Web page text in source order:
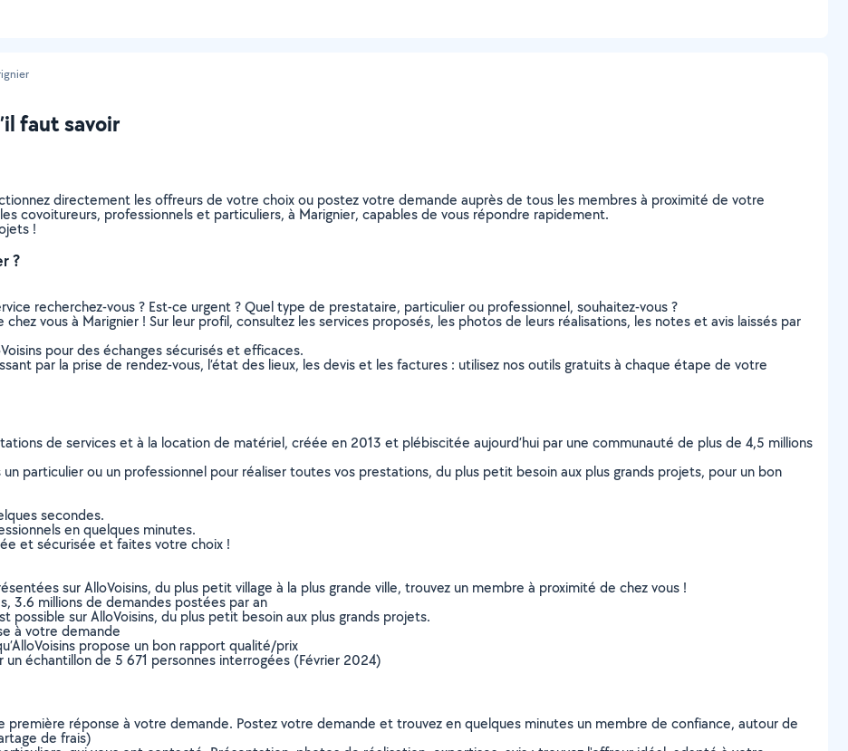
faut savoir
directement les offreurs de votre choix ou postez votre demande auprès de tous les membres à proximité de votre
covoitureurs, professionnels et particuliers, à Marignier, capables de vous répondre rapidement.
!
?
recherchez-vous ? Est-ce urgent ? Quel type de prestataire, particulier ou professionnel, souhaitez-vous ?
vous à Marignier ! Sur leur profil, consultez les services proposés, les photos de leurs réalisations, les notes et avis laissés par
pour des échanges sécurisés et efficaces.
par la prise de rendez-vous, l’état des lieux, les devis et les factures : utilisez nos outils gratuits à chaque étape de votre
de services et à la location de matériel, créée en 2013 et plébiscitée aujourd’hui par une communauté de plus de 4,5 millions
particulier ou un professionnel pour réaliser toutes vos prestations, du plus petit besoin aux plus grands projets, pour un bon
secondes.
en quelques minutes.
et sécurisée et faites votre choix !
sur AlloVoisins, du plus petit village à la plus grande ville, trouvez un membre à proximité de chez vous !
3.6 millions de demandes postées par an
sur AlloVoisins, du plus petit besoin aux plus grands projets.
à votre demande
propose un bon rapport qualité/prix
un échantillon de 5 671 personnes interrogées (Février 2024)
première réponse à votre demande. Postez votre demande et trouvez en quelques minutes un membre de confiance, autour de
de frais)